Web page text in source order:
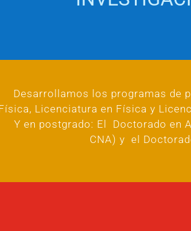
Desarrollamos los programas de
Licenciatura en Física y
Y en postgrado: El Doctorado en
CNA) y el